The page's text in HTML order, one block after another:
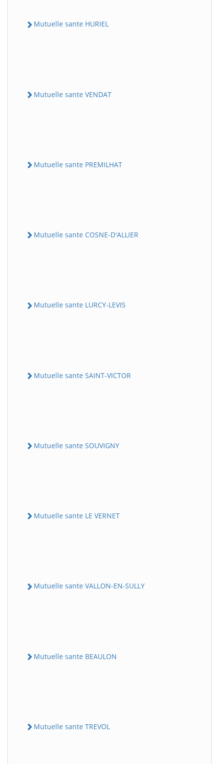
Mutuelle sante HURIEL
Mutuelle sante VENDAT
Mutuelle sante PREMILHAT
Mutuelle sante COSNE-D'ALLIER
Mutuelle sante LURCY-LEVIS
Mutuelle sante SAINT-VICTOR
Mutuelle sante SOUVIGNY
Mutuelle sante LE VERNET
Mutuelle sante VALLON-EN-SULLY
Mutuelle sante BEAULON
Mutuelle sante TREVOL